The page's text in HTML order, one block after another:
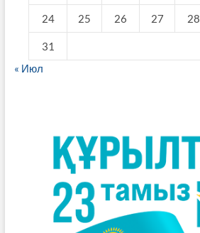
24 25 26 27 28
31
« Июл